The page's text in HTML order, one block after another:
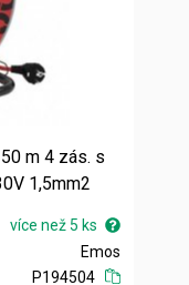
m 4 zás. s
1,5mm2
více než 5 ks
Emos
P194504